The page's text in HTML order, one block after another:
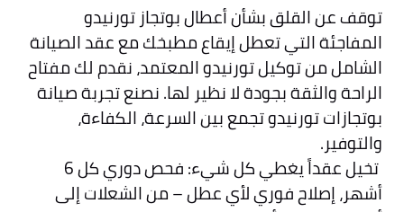
توقف عن القلق بشأن أعطال بوتجاز تورنيدو
المفاجئة التي تعطل إيقاع مطبخك مع عقد الصيانة
الشامل من توكيل تورنيدو المعتمد، نقدم لك مفتاح
الراحة والثقة بجودة لا نظير لها. نصنع تجربة صيانة
بوتجازات تورنيدو تجمع بين السرعة، الكفاءة،
والتوفير.
تخيل عقداً يغطي كل شيء: فحص دوري كل 6
أشهر، إصلاح فوري لأي عطل – من الشعلات إلى